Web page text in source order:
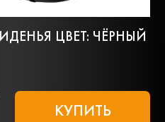
ЦВЕТ: ЧЁРНЫЙ
КУПИТЬ